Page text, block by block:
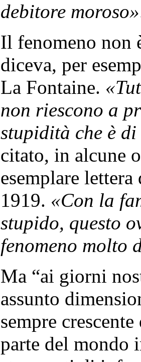
debitore moroso»
Il fenomeno non
diceva, per
La Fontaine.
non riescono a
stupidità che è di
citato, in alcune
esemplare
1919. «Con la
stupido, questo
fenomeno molto
Ma “ai giorni
assunto
sempre
parte del